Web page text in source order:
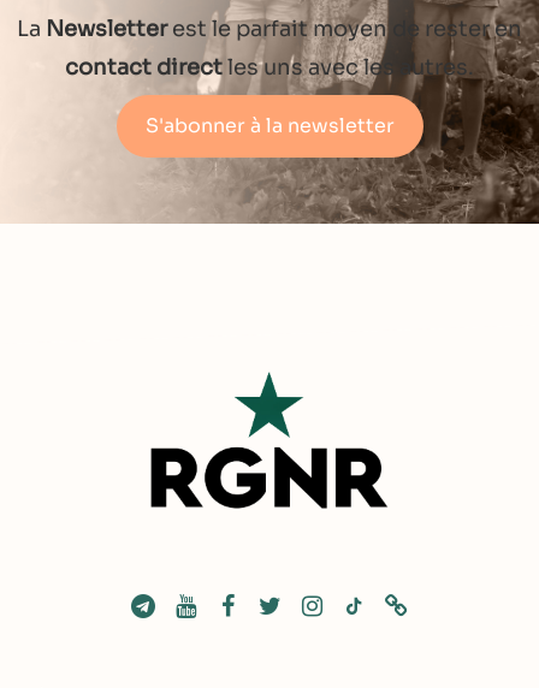
La Newsletterest le parfait moyen de rester en
contact directles uns avec les autres.
S'abonner à la newsletter